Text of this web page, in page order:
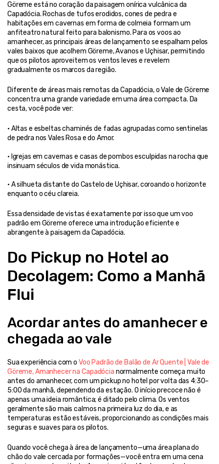
Göreme está no coração da paisagem onírica vulcânica da
Capadócia. Rochas de tufos erodidos, cones de pedra e
habitações em cavernas em forma de colmeia formam um
anfiteatro natural feito para balonismo. Para os voos ao
amanhecer, as principais áreas de lançamento se espalham pelos
vales baixos que acolhem Göreme, Avanos e Uçhisar, permitindo
que os pilotos aproveitem os ventos leves e revelem
gradualmente os marcos da região.
Diferente de áreas mais remotas da Capadócia, o Vale de Göreme
concentra uma grande variedade em uma área compacta. Da
cesta, você pode ver:
• Altas e esbeltas chaminés de fadas agrupadas como sentinelas
de pedra nos Vales Rosa e do Amor.
• Igrejas em cavernas e casas de pombos esculpidas na rocha que
insinuam séculos de vida monástica.
• A silhueta distante do Castelo de Uçhisar, coroando o horizonte
enquanto o céu clareia.
Essa densidade de vistas é exatamente por isso que um voo
padrão em Göreme oferece uma introdução eficiente e
abrangente à paisagem da Capadócia.
Do Pickup no Hotel ao
Decolagem: Como a Manhã
Flui
Acordar antes do amanhecer e
chegada ao vale
Sua experiência com o Voo Padrão de Balão de Ar Quente | Vale de
Göreme, Amanhecer na Capadócia normalmente começa muito
antes do amanhecer, com um pickup no hotel por volta das 4:30–
5:00 da manhã, dependendo da estação. O início precoce não é
apenas uma ideia romântica; é ditado pelo clima. Os ventos
geralmente são mais calmos na primeira luz do dia, e as
temperaturas estão estáveis, proporcionando as condições mais
seguras e suaves para os pilotos.
Quando você chega à área de lançamento—uma área plana do
chão do vale cercada por formações—você entra em uma cena